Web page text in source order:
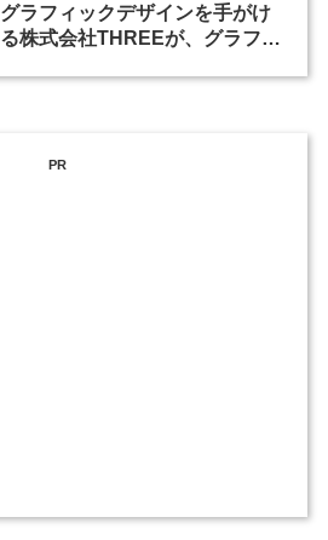
グラフィックデザインを手がけ
る株式会社THREEが、グラフィ
PR